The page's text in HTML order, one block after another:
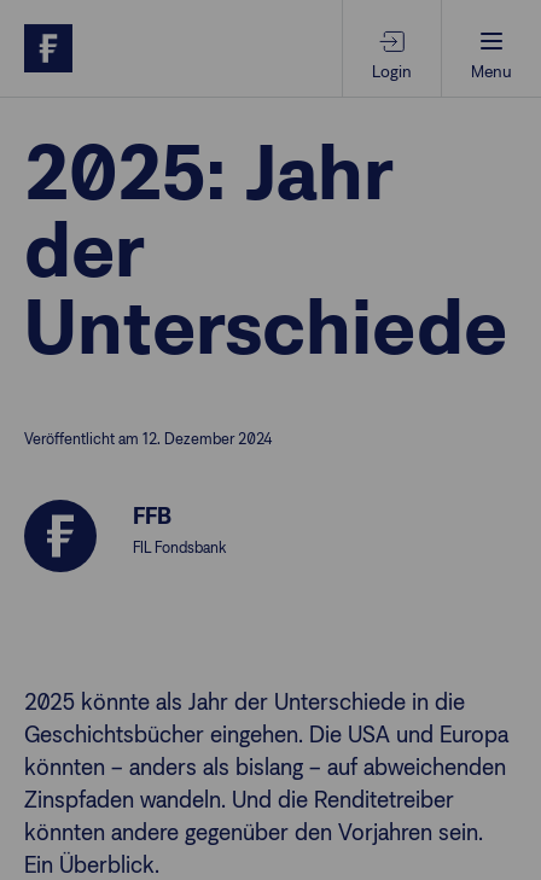
Login Menu
Beratungs-Tools
Anlagethemen
Anlagestrategien
Anlegende
Newsletter
Kontakt
Login
2025: Jahr
der
Unterschiede
Veröffentlicht am 12. Dezember 2024
FFB
FIL Fondsbank
2025 könnte als Jahr der Unterschiede in die
Geschichtsbücher eingehen. Die USA und Europa
könnten – anders als bislang – auf abweichenden
Zinspfaden wandeln. Und die Renditetreiber
könnten andere gegenüber den Vorjahren sein.
Ein Überblick.